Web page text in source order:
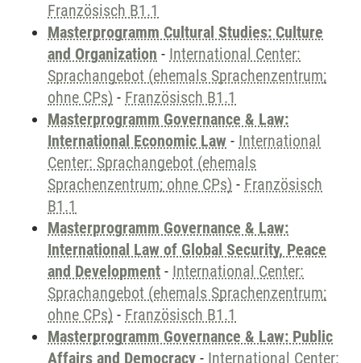
Französisch B1.1
Masterprogramm Cultural Studies: Culture
and Organization - International Center:
Sprachangebot (ehemals Sprachenzentrum;
ohne CPs) - Französisch B1.1
Masterprogramm Governance & Law:
International Economic Law - International
Center: Sprachangebot (ehemals
Sprachenzentrum; ohne CPs) - Französisch
B1.1
Masterprogramm Governance & Law:
International Law of Global Security, Peace
and Development - International Center:
Sprachangebot (ehemals Sprachenzentrum;
ohne CPs) - Französisch B1.1
Masterprogramm Governance & Law: Public
Affairs and Democracy - International Center: